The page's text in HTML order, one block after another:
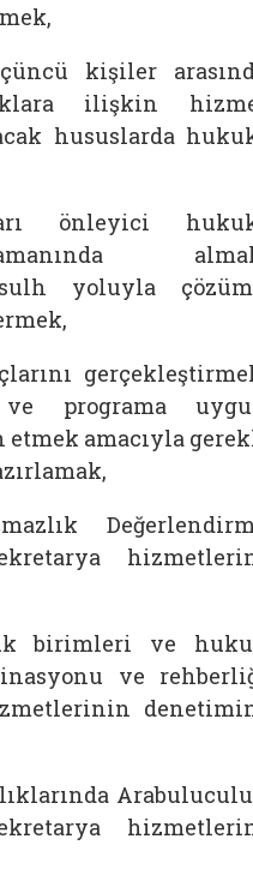
kişiler
ilişkin
hususlarda
önleyici
sulh yoluyla
programa
etmek amacıyla
birimleri ve
ve